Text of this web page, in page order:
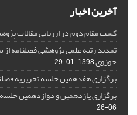
آخرین اخبار
کسب مقام دوم در ارزیابی مقالات
تمدید رتبه علمی پژوهشی فصلنامه
حوزوی1398-01-29
برگزاری هفدهمین جلسه تحریریه
برگزاری یازدهمین و دوازدهمین
06-26